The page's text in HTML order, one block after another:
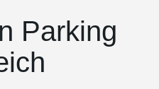
Parking